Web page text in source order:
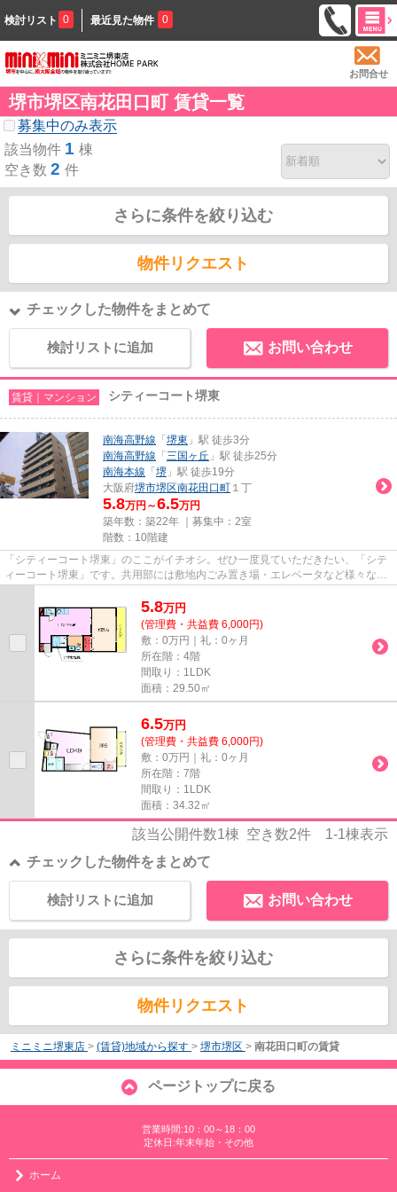
検討リスト 0 最近見た物件 0
お問合せ
堺市堺区南花田口町 賃貸一覧
募集中のみ表示
該当物件 1 棟
空き数 2 件
さらに条件を絞り込む
物件リクエスト
チェックした物件をまとめて
検討リストに追加 お問い合わせ
賃貸｜マンション シティーコート堺東
南海高野線 「 堺東 」駅 徒歩3分
南海高野線 「 三国ヶ丘 」駅 徒歩25分
南海本線 「 堺 」駅 徒歩19分
大阪府堺市堺区南花田口町 １丁
5.8万円～6.5万円
築年数：築22年 ｜募集中： 2室
階数：10階建
「シティーコート堺東」のここがイチオシ。ぜひ一度見ていただきたい、「シテ
ィーコート堺東」です。共用部には敷地内ごみ置き場・エレベータなど様々な設
5.8万円
(管理費・共益費 6,000円)
敷：0万円｜礼：0ヶ月
所在階：4階
間取り：1LDK
面積：29.50㎡
6.5万円
(管理費・共益費 6,000円)
敷：0万円｜礼：0ヶ月
所在階：7階
間取り：1LDK
面積：34.32㎡
該当公開件数1棟 空き数2件 1-1棟表示
チェックした物件をまとめて
お問い合わせ
検討リストに追加
さらに条件を絞り込む
物件リクエスト
ミニミニ堺東店 > (賃貸)地域から探す > 堺市堺区 > 南花田口町の賃貸
ページトップに戻る
営業時間:10：00～18：00
定休日:年末年始・その他
ホーム